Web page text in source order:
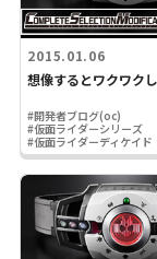
2015.01.06
想像するとワクワク
#開発者ブログ(oc)
#仮面ライダーシリーズ
#仮面ライダーディケイド